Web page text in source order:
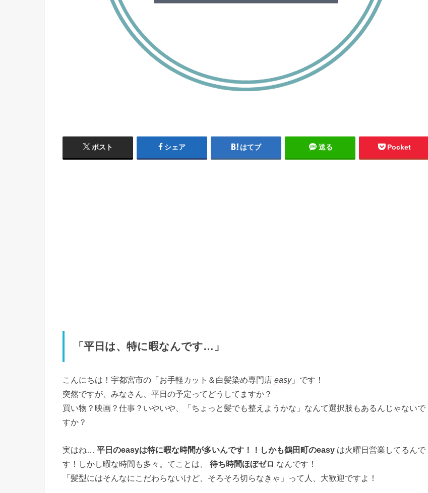
ポスト シェア はてブ 送る Pocket
「平日は、特に暇なんです…」
こんにちは！宇都宮市の「お手軽カット＆白髪染め専門店 easy」です！
突然ですが、みなさん、平日の予定ってどうしてますか？
買い物？映画？仕事？いやいや、「ちょっと髪でも整えようかな」なんて選択肢もあるんじゃないで
すか？
実はね… 平日のeasyは特に暇な時間が多いんです！！しかも鶴田町のeasy は火曜日営業してるんで
す！しかし暇な時間も多々。てことは、 待ち時間ほぼゼロ なんです！
「髪型にはそんなにこだわらないけど、そろそろ切らなきゃ」って人、大歓迎ですよ！